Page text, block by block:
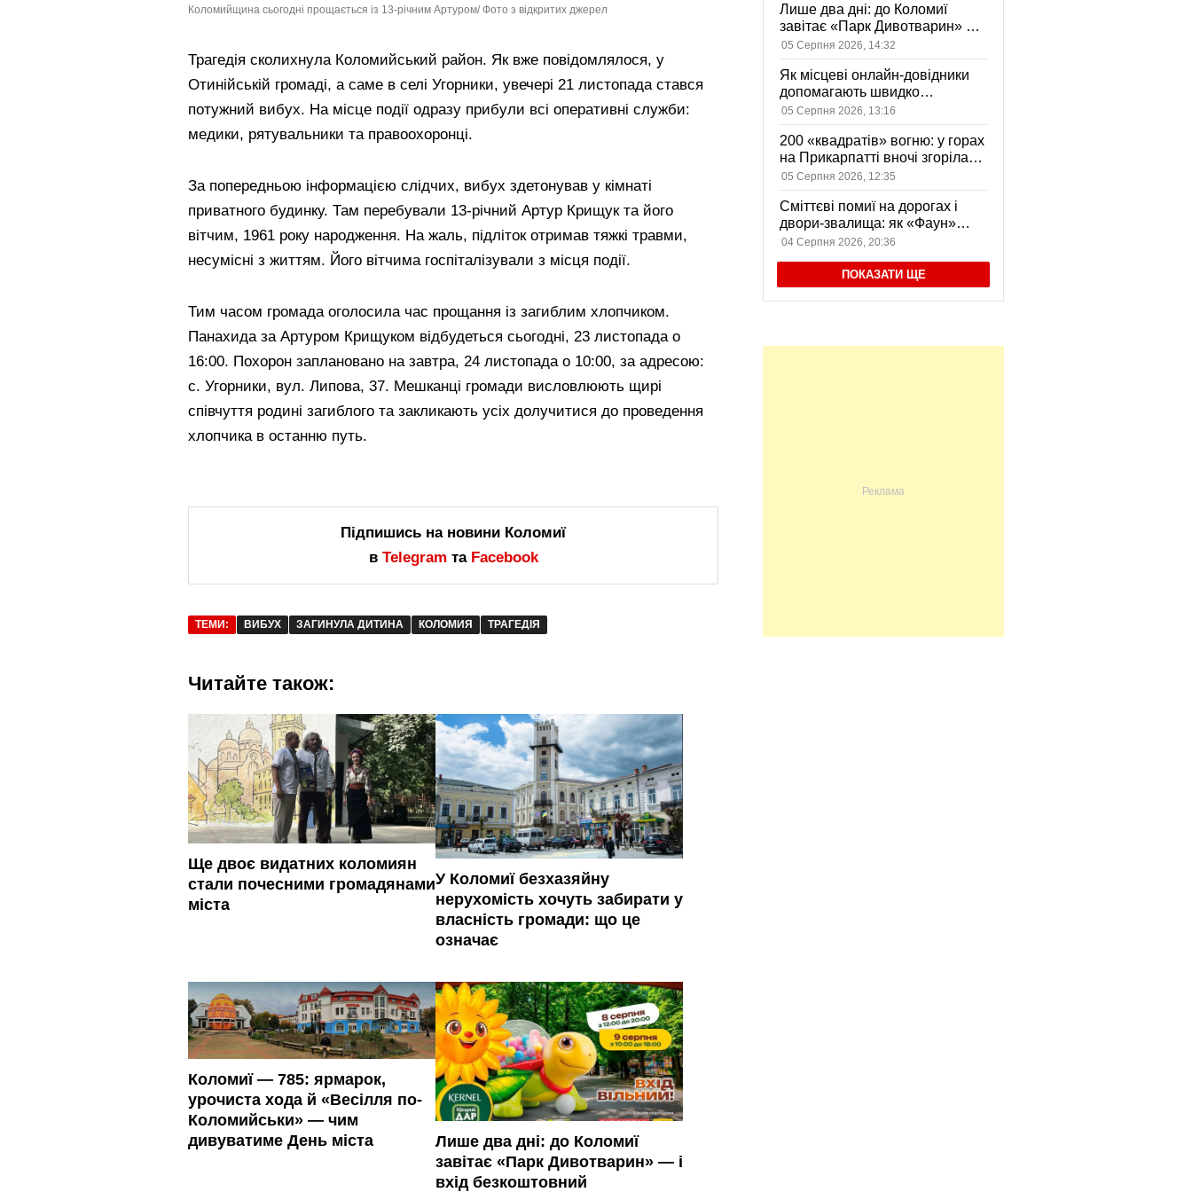
Коломийщина сьогодні прощається із 13-річним Артуром/ Фото з відкритих джерел
Трагедія сколихнула Коломийський район. Як вже повідомлялося, у
Отинійській громаді, а саме в селі Угорники, увечері 21 листопада стався
потужний вибух. На місце події одразу прибули всі оперативні служби:
медики, рятувальники та правоохоронці.
За попередньою інформацією слідчих, вибух здетонував у кімнаті
приватного будинку. Там перебували 13-річний Артур Крищук та його
вітчим, 1961 року народження. На жаль, підліток отримав тяжкі травми,
несумісні з життям. Його вітчима госпіталізували з місця події.
Тим часом громада оголосила час прощання із загиблим хлопчиком.
Панахида за Артуром Крищуком відбудеться сьогодні, 23 листопада о
16:00. Похорон заплановано на завтра, 24 листопада о 10:00, за адресою:
с. Угорники, вул. Липова, 37. Мешканці громади висловлюють щирі
співчуття родині загиблого та закликають усіх долучитися до проведення
хлопчика в останню путь.
Підпишись на новини Коломиї
в Telegram та Facebook
ТЕМИ: ВИБУХ ЗАГИНУЛА ДИТИНА КОЛОМИЯ ТРАГЕДІЯ
Читайте також:
Ще двоє видатних коломиян
стали почесними громадянами
міста
У Коломиї безхазяйну
нерухомість хочуть забирати у
власність громади: що це
означає
Коломиї — 785: ярмарок,
урочиста хода й «Весілля по-
Коломийськи» — чим
дивуватиме День міста
Лише два дні: до Коломиї
завітає «Парк Дивотварин» — і
вхід безкоштовний
Лише два дні: до Коломиї
завітає «Парк Дивотварин» — і
вхід безкоштовний
05 Серпня 2026, 14:32
Як місцеві онлайн-довідники
допомагають швидко
знаходити послуги у своєму
місті
05 Серпня 2026, 13:16
200 «квадратів» вогню: у горах
на Прикарпатті вночі згоріла
садиба, є постраждала
05 Серпня 2026, 12:35
Сміттєві помиї на дорогах і
двори-звалища: як «Фаун»
вивозить відходи в Коломиї
04 Серпня 2026, 20:36
ПОКАЗАТИ ЩЕ